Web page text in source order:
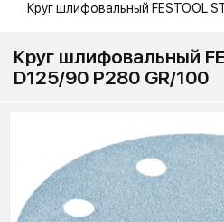
Круг шлифовальный FESTOOL
Круг шлифовальный
D125/90 P280 GR/100